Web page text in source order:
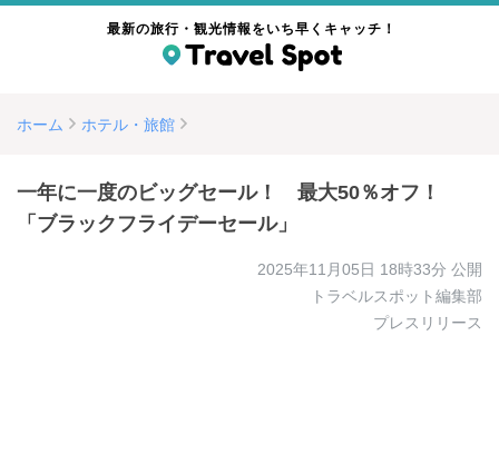
最新の旅行・観光情報をいち早くキャッチ！
ホーム ホテル・旅館
一年に一度のビッグセール！ 最大50％オフ！
「ブラックフライデーセール」
2025年11月05日 18時33分 公開
トラベルスポット編集部
プレスリリース